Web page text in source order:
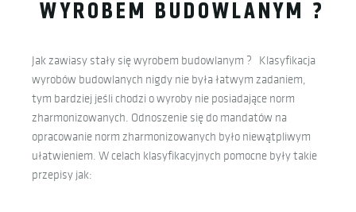
WYROBEM BUDOWLANYM ?
Jak zawiasy stały się wyrobem budowlanym ? Klasyfikacja
wyrobów budowlanych nigdy nie była łatwym zadaniem,
tym bardziej jeśli chodzi o wyroby nie posiadające norm
zharmonizowanych. Odnoszenie się do mandatów na
opracowanie norm zharmonizowanych było niewątpliwym
ułatwieniem. W celach klasyfikacyjnych pomocne były takie
przepisy jak: